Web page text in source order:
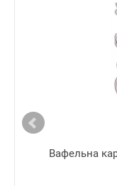
Вафельна